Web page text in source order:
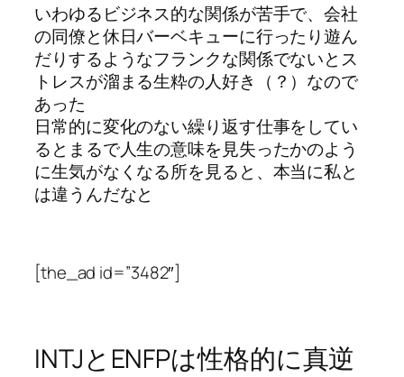
いわゆるビジネス的な関係が苦手で、会社
の同僚と休日バーベキューに行ったり遊ん
だりするようなフランクな関係でないとス
トレスが溜まる生粋の人好き（？）なので
あった
日常的に変化のない繰り返す仕事をしてい
るとまるで人生の意味を見失ったかのよう
に生気がなくなる所を見ると、本当に私と
は違うんだなと
[the_ad id=”3482″]
INTJとENFPは性格的に真逆